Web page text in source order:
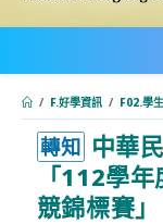
內
/ F.好學資訊 / F02.學
轉知 中華
「112學
競錦標賽」